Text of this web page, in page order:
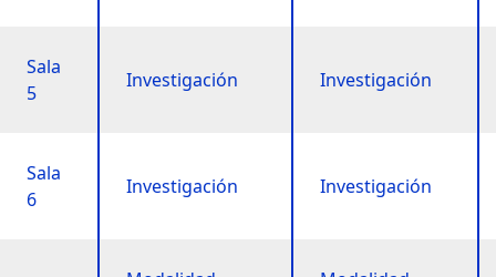
Sala
5
Investigación Investigación
Sala
6
Investigación Investigación